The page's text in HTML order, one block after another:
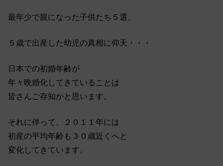
最年少で親になった子供たち５選。
５歳で出産した幼児の真相に仰天・・・
日本での初婚年齢が
年々晩婚化してきていることは
皆さんご存知かと思います。
それに伴って、２０１１年には
初産の平均年齢も３０歳近くへと
変化してきています。